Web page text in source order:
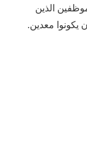
الذين
يكونوا معدين.